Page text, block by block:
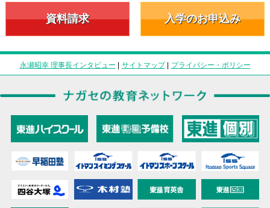
資料請求 入学のお申込み
永瀬昭幸 理事長インタビュー | サイトマップ| プライバシー・ポリシー